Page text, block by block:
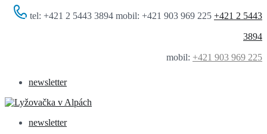
tel: +421 2 5443 3894 mobil: +421 903 969 225 +421 2 5443
3894
mobil: +421 903 969 225
newsletter
newsletter